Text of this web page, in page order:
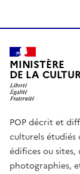
MINISTÈRE
DE LA
POP décrit et
culturels étudiés
édifices ou sites,
photographies,